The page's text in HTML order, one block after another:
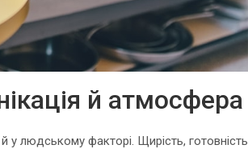
й атмосфера
у людському факторі. Щирість, готовність